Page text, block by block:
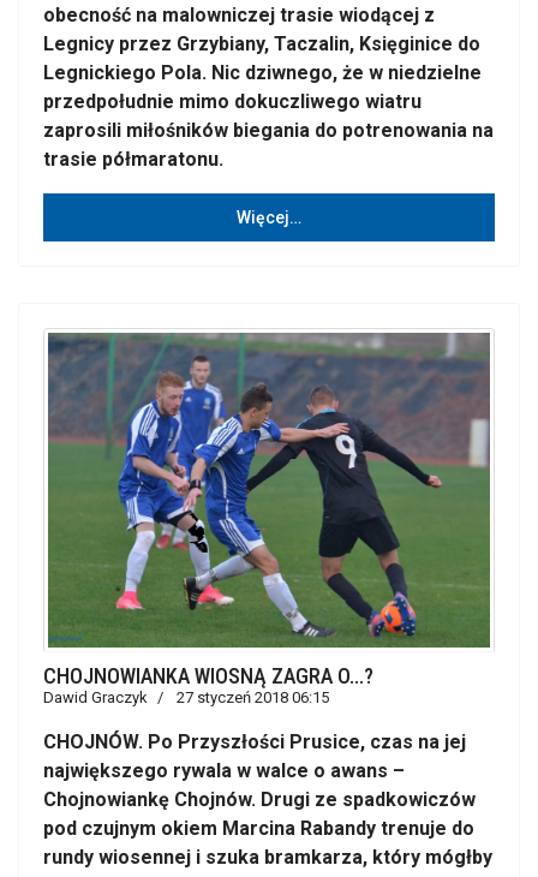
obecność na malowniczej trasie wiodącej z
Legnicy przez Grzybiany, Taczalin, Księginice do
Legnickiego Pola. Nic dziwnego, że w niedzielne
przedpołudnie mimo dokuczliwego wiatru
zaprosili miłośników biegania do potrenowania na
trasie półmaratonu.
Więcej…
CHOJNOWIANKA WIOSNĄ ZAGRA O...?
Dawid Graczyk 27 styczeń 2018 06:15
CHOJNÓW. Po Przyszłości Prusice, czas na jej
największego rywala w walce o awans –
Chojnowiankę Chojnów. Drugi ze spadkowiczów
pod czujnym okiem Marcina Rabandy trenuje do
rundy wiosennej i szuka bramkarza, który mógłby